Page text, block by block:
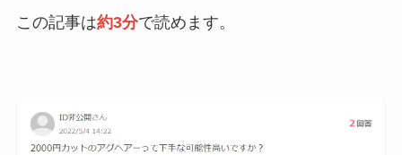
この記事は約3分で読めます。